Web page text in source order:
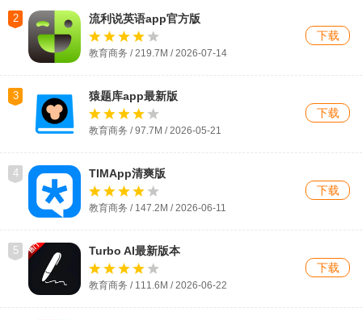
2 流利说英语app官方版
教育商务 / 219.7M / 2026-07-14
下载
3 猿题库app最新版
教育商务 / 97.7M / 2026-05-21
下载
4 TIMApp清爽版
教育商务 / 147.2M / 2026-06-11
下载
5 Turbo AI最新版本
教育商务 / 111.6M / 2026-06-22
下载